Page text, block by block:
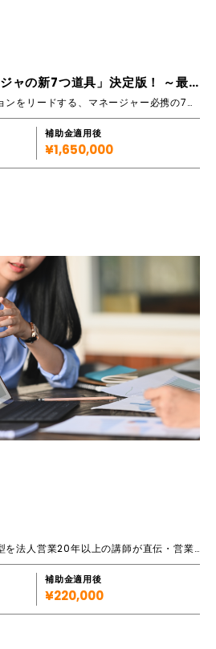
VUCA時代の「マネージャの新7つ道具」決定版！ ～最高・最強のチームを創り出す180日間プログラム
チームの変革とイノベーションをリードする、マネージャー必携の7つのマネジメントスキルをコンパクトに習得。アウトプットとフィードバック中心の実践型の研修です。
補助金適用後
¥1,650,000
誰も教えてくれない営業の型を法人営業20年以上の講師が直伝・営業研修
補助金適用後
¥220,000